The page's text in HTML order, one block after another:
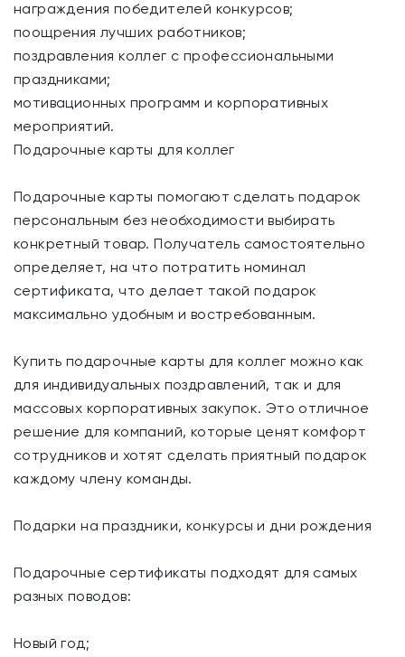
награждения победителей конкурсов;
поощрения лучших работников;
поздравления коллег с профессиональными
праздниками;
мотивационных программ и корпоративных
мероприятий.
Подарочные карты для коллег
Подарочные карты помогают сделать подарок
персональным без необходимости выбирать
конкретный товар. Получатель самостоятельно
определяет, на что потратить номинал
сертификата, что делает такой подарок
максимально удобным и востребованным.
Купить подарочные карты для коллег можно как
для индивидуальных поздравлений, так и для
массовых корпоративных закупок. Это отличное
решение для компаний, которые ценят комфорт
сотрудников и хотят сделать приятный подарок
каждому члену команды.
Подарки на праздники, конкурсы и дни рождения
Подарочные сертификаты подходят для самых
разных поводов:
Новый год;